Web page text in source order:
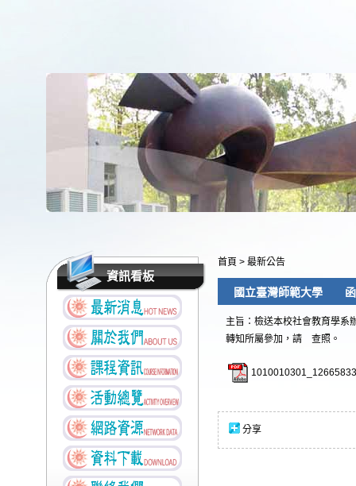
資訊看板
首頁 > 最新公告
國立臺灣師範大學 函
主旨：檢送本校社會教育學系
轉知所屬參加，請 查照。
分享